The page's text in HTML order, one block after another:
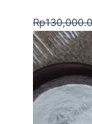
Rp